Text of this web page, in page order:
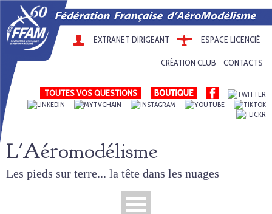
EXTRANET DIRIGEANT ESPACE LICENCIÉ
CRÉATION CLUB CONTACTS
TOUTES VOS QUESTIONS
L'Aéromodélisme
Les pieds sur terre... la tête dans les nuages